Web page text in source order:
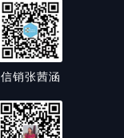
信销张茜涵